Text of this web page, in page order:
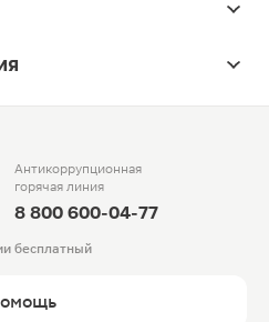
Антикоррупционная
горячая линия
8 800 600-04-77
бесплатный